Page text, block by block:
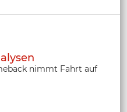
nimmt Fahrt auf